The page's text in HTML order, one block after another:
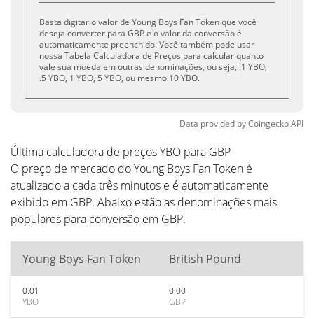
Basta digitar o valor de Young Boys Fan Token que você
deseja converter para GBP e o valor da conversão é
automaticamente preenchido. Você também pode usar
nossa Tabela Calculadora de Preços para calcular quanto
vale sua moeda em outras denominações, ou seja, .1 YBO,
.5 YBO, 1 YBO, 5 YBO, ou mesmo 10 YBO.
Data provided byCoingeckoAPI
Última calculadora de preços YBO para GBP
O preço de mercado do Young Boys Fan Token é
atualizado a cada três minutos e é automaticamente
exibido em GBP. Abaixo estão as denominações mais
populares para conversão em GBP.
Young Boys Fan Token British Pound
0.01
YBO
0.00
GBP